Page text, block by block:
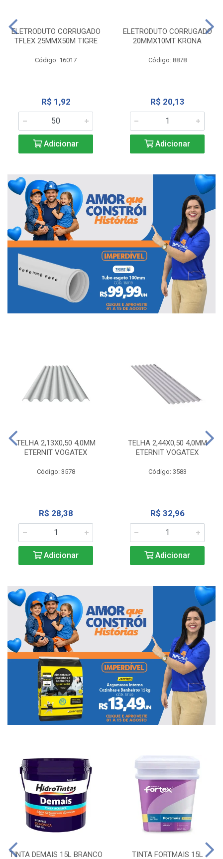
ELETRODUTO CORRUGADO
TFLEX 25MMX50M TIGRE
Código: 16017
R$ 1,92
Adicionar
ELETRODUTO CORRUGADO
20MMX10MT KRONA
Código: 8878
R$ 20,13
Adicionar
TELHA 2,13X0,50 4,0MM
ETERNIT VOGATEX
Código: 3578
R$ 28,38
Adicionar
TELHA 2,44X0,50 4,0MM
ETERNIT VOGATEX
Código: 3583
R$ 32,96
Adicionar
TINTA DEMAIS 15L BRANCO TINTA FORTMAIS 15L